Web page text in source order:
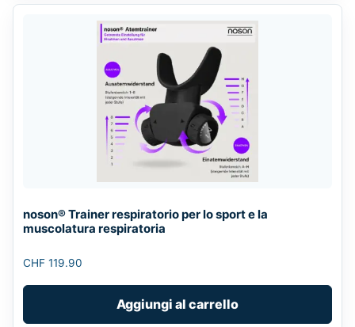
noson® Trainer respiratorio per lo sport e la
muscolatura respiratoria
CHF 119.90
Aggiungi al carrello